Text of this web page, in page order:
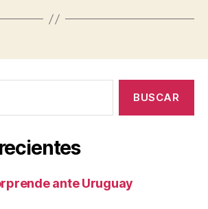
ante Uruguay